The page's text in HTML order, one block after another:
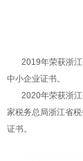
2019年荣获浙江
中小企业证书。
2020年荣获浙江
家税务总局浙江省
证书。